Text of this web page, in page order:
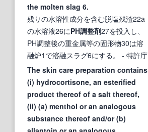
the molten slag 6.
残りの水溶性成分を含む脱塩残渣22a
の水溶液26にPH調整剤27を投入し、
PH調整後の重金属等の固形物30は溶
融炉1で溶融スラグ6にする。
- 特許庁
The skin care preparation contains
(i) hydrocortisone, an esterified
product thereof of a salt thereof,
(ii) (a) menthol or an analogous
substance thereof and/or (b)